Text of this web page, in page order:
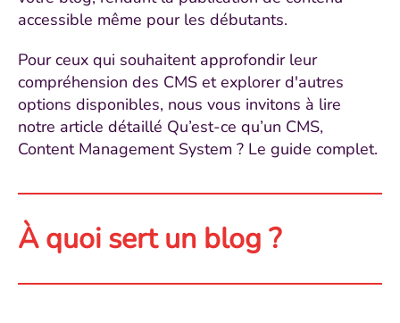
accessible même pour les débutants.
Pour ceux qui souhaitent approfondir leur
compréhension des CMS et explorer d'autres
options disponibles, nous vous invitons à lire
notre article détaillé Qu’est-ce qu’un CMS,
Content Management System ? Le guide complet.
À quoi sert un blog ?